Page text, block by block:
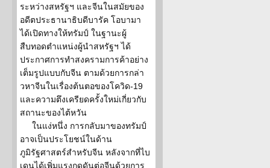
ระหว่างสหรัฐฯ และจีนในสมัยของ
อดีตประธานาธิบดีบารัค โอบามา
ได้เปิดทางให้ทรัมป์ ในฐานะผู้
สืบทอดตำแหน่งผู้นำสหรัฐฯ ได้
ประกาศการทำสงครามการค้าอย่าง
เต็มรูปแบบกับจีน ตามด้วยการกล่า
วหาจีนในเรื่องต้นตอของโควิด-19
และความตึงเครียดครั้งใหม่เกี่ยวกับ
สถานะของไต้หวัน
ในแง่หนึ่ง การกลับมาของทรัมป์
อาจเป็นประโยชน์ในด้าน
ภูมิรัฐศาสตร์สำหรับจีน หลังจากที่ไบ
เดนได้เพิ่มแรงกดดันต่อจีนด้วยการ